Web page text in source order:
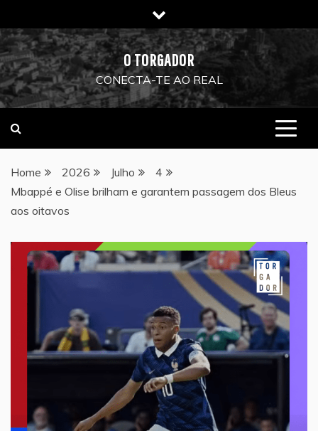
to
content
O TORGADOR
CONECTA-TE AO REAL
Home 2026 Julho
4
Mbappé e Olise brilham e garantem passagem dos Bleus
aos oitavos